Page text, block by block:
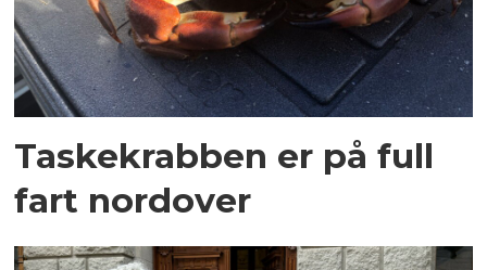
Taskekrabben er på full
fart nordover